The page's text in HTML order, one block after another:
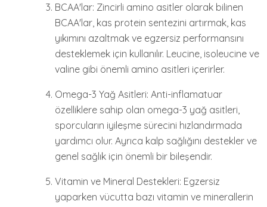
BCAA'lar: Zincirli amino asitler olarak bilinen
BCAA'lar, kas protein sentezini artırmak, kas
yıkımını azaltmak ve egzersiz performansını
desteklemek için kullanılır. Leucine, isoleucine ve
valine gibi önemli amino asitleri içerirler.
Omega-3 Yağ Asitleri: Anti-inflamatuar
özelliklere sahip olan omega-3 yağ asitleri,
sporcuların iyileşme sürecini hızlandırmada
yardımcı olur. Ayrıca kalp sağlığını destekler ve
genel sağlık için önemli bir bileşendir.
Vitamin ve Mineral Destekleri: Egzersiz
yaparken vücutta bazı vitamin ve minerallerin